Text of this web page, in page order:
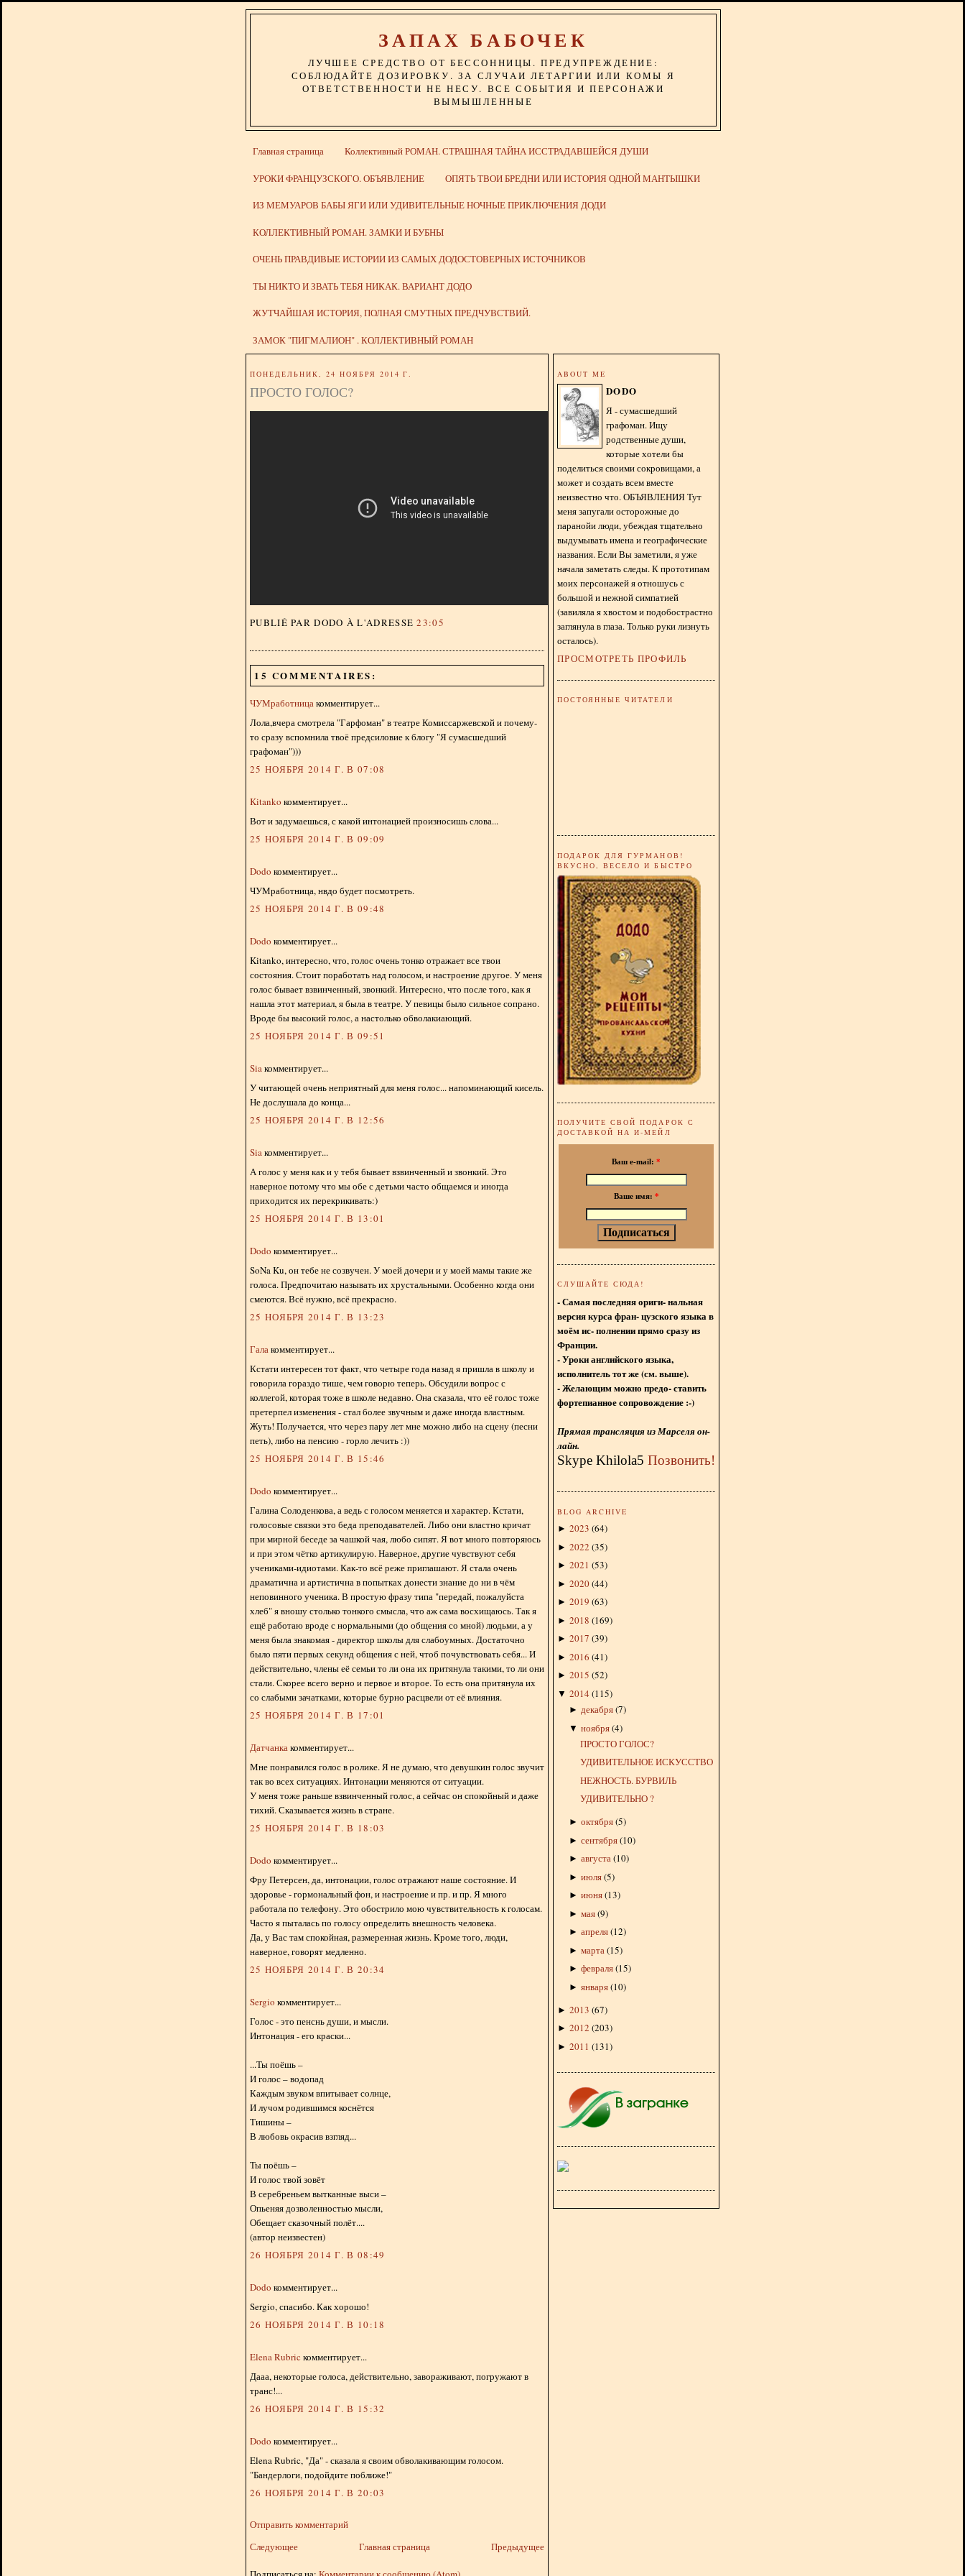
ЗАПАХ БАБОЧЕК
ЛУЧШЕЕ СРЕДСТВО ОТ БЕССОННИЦЫ. ПРЕДУПРЕЖДЕНИЕ:
СОБЛЮДАЙТЕ ДОЗИРОВКУ. ЗА СЛУЧАИ ЛЕТАРГИИ ИЛИ КОМЫ Я
ОТВЕТСТВЕННОСТИ НЕ НЕСУ. ВСЕ СОБЫТИЯ И ПЕРСОНАЖИ
ВЫМЫШЛЕННЫЕ
Главная страница Коллективный РОМАН. СТРАШНАЯ ТАЙНА ИССТРАДАВШЕЙСЯ ДУШИ
УРОКИ ФРАНЦУЗСКОГО. ОБЪЯВЛЕНИЕ ОПЯТЬ ТВОИ БРЕДНИ ИЛИ ИСТОРИЯ ОДНОЙ МАНТЫШКИ
ИЗ МЕМУАРОВ БАБЫ ЯГИ ИЛИ УДИВИТЕЛЬНЫЕ НОЧНЫЕ ПРИКЛЮЧЕНИЯ ДОДИ
КОЛЛЕКТИВНЫЙ РОМАН. ЗАМКИ И БУБНЫ
ОЧЕНЬ ПРАВДИВЫЕ ИСТОРИИ ИЗ САМЫХ ДОДОСТОВЕРНЫХ ИСТОЧНИКОВ
ТЫ НИКТО И ЗВАТЬ ТЕБЯ НИКАК. ВАРИАНТ ДОДО
ЖУТЧАЙШАЯ ИСТОРИЯ, ПОЛНАЯ СМУТНЫХ ПРЕДЧУВСТВИЙ.
ЗАМОК "ПИГМАЛИОН" . КОЛЛЕКТИВНЫЙ РОМАН
ПОНЕДЕЛЬНИК, 24 НОЯБРЯ 2014 Г.
ПРОСТО ГОЛОС?
PUBLIÉ PAR DODO À L'ADRESSE23:05
15 COMMENTAIRES:
ЧУМработницакомментирует...
Лола,вчера смотрела "Гарфоман" в театре Комиссаржевской и почему-
то сразу вспомнила твоё предсиловие к блогу "Я сумасшедший
графоман")))
25 НОЯБРЯ 2014 Г. В 07:08
Kitanko комментирует...
Вот и задумаешься, с какой интонацией произносишь слова...
25 НОЯБРЯ 2014 Г. В 09:09
Dodo комментирует...
ЧУМработница, нвдо будет посмотреть.
25 НОЯБРЯ 2014 Г. В 09:48
Dodo комментирует...
Kitanko, интересно, что, голос очень тонко отражает все твои
состояния. Стоит поработать над голосом, и настроение другое. У меня
голос бывает взвинченный, звонкий. Интересно, что после того, как я
нашла этот материал, я была в театре. У певицы было сильное сопрано.
Вроде бы высокий голос, а настолько обволакиающий.
25 НОЯБРЯ 2014 Г. В 09:51
Siaкомментирует...
У читающей очень неприятный для меня голос... напоминающий кисель.
Не дослушала до конца...
25 НОЯБРЯ 2014 Г. В 12:56
Siaкомментирует...
А голос у меня как и у тебя бывает взвинченный и звонкий. Это
наверное потому что мы обе с детьми часто общаемся и иногда
приходится их перекрикивать:)
25 НОЯБРЯ 2014 Г. В 13:01
Dodo комментирует...
SoNa Ku, он тебе не созвучен. У моей дочери и у моей мамы такие же
голоса. Предпочитаю называть их хрустальными. Особенно когда они
смеются. Всё нужно, всё прекрасно.
25 НОЯБРЯ 2014 Г. В 13:23
Галакомментирует...
Кстати интересен тот факт, что четыре года назад я пришла в школу и
говорила гораздо тише, чем говорю теперь. Обсудили вопрос с
коллегой, которая тоже в школе недавно. Она сказала, что её голос тоже
претерпел изменения - стал более звучным и даже иногда властным.
Жуть! Получается, что через пару лет мне можно либо на сцену (песни
петь), либо на пенсию - горло лечить :))
25 НОЯБРЯ 2014 Г. В 15:46
Dodo комментирует...
Галина Солоденкова, а ведь с голосом меняется и характер. Кстати,
голосовые связки это беда преподавателей. Либо они властно кричат
при мирной беседе за чашкой чая, любо сипят. Я вот много повторяюсь
и при этом чётко артикулирую. Наверное, другие чувствуют себя
учениками-идиотами. Как-то всё реже приглашают. Я стала очень
драматична и артистична в попытках донести знание до ни в чём
неповинного ученика. В простую фразу типа "передай, пожалуйста
хлеб" я вношу столько тонкого смысла, что аж сама восхищаюсь. Так я
ещё работаю вроде с нормальными (до общения со мной) людьми, а у
меня была знакомая - директор школы для слабоумных. Достаточно
было пяти первых секунд общения с ней, чтоб почувствовать себя... И
действительно, члены её семьи то ли она их притянула такими, то ли они
стали. Скорее всего верно и первое и второе. То есть она притянула их
со слабыми зачатками, которые бурно расцвели от её влияния.
25 НОЯБРЯ 2014 Г. В 17:01
Датчанкакомментирует...
Мне понравился голос в ролике. Я не думаю, что девушкин голос звучит
так во всех ситуациях. Интонации меняются от ситуации.
У меня тоже раньше взвинченный голос, а сейчас он спокойный и даже
тихий. Сказывается жизнь в стране.
25 НОЯБРЯ 2014 Г. В 18:03
Dodo комментирует...
Фру Петерсен, да, интонации, голос отражают наше состояние. И
здоровье - гормональный фон, и настроение и пр. и пр. Я много
работала по телефону. Это обострило мою чувствительность к голосам.
Часто я пыталась по голосу определить внешность человека.
Да, у Вас там спокойная, размеренная жизнь. Кроме того, люди,
наверное, говорят медленно.
25 НОЯБРЯ 2014 Г. В 20:34
Sergio комментирует...
Голос - это пенснь души, и мысли.
Интонация - его краски...
...Ты поёшь –
И голос – водопад
Каждым звуком впитывает солнце,
И лучом родившимся коснётся
Тишины –
В любовь окрасив взгляд...
Ты поёшь –
И голос твой зовёт
В серебреньем вытканные выси –
Опьеняя дозволенностью мысли,
Обещает сказочный полёт....
(автор неизвестен)
26 НОЯБРЯ 2014 Г. В 08:49
Dodo комментирует...
Sergio, спасибо. Как хорошо!
26 НОЯБРЯ 2014 Г. В 10:18
Elena Rubric комментирует...
Дааа, некоторые голоса, действительно, завораживают, погружают в
транс!...
26 НОЯБРЯ 2014 Г. В 15:32
Dodo комментирует...
Elena Rubric, "Да" - сказала я своим обволакивающим голосом.
"Бандерлоги, подойдите поближе!"
26 НОЯБРЯ 2014 Г. В 20:03
Отправить комментарий
Следующее
Предыдущее
Главная страница
ABOUT ME
DODO
Я - сумасшедший
графоман. Ищу
родственные души,
которые хотели бы
поделиться своими сокровищами, а
может и создать всем вместе
неизвестно что. ОБЪЯВЛЕНИЯ Тут
меня запугали осторожные до
паранойи люди, убеждая тщательно
выдумывать имена и географические
названия. Если Вы заметили, я уже
начала заметать следы. К прототипам
моих персонажей я отношусь с
большой и нежной симпатией
(завиляла я хвостом и подобострастно
заглянула в глаза. Только руки лизнуть
осталось).
ПРОСМОТРЕТЬ ПРОФИЛЬ
ПОСТОЯННЫЕ ЧИТАТЕЛИ
ПОДАРОК ДЛЯ ГУРМАНОВ!
ВКУСНО, ВЕСЕЛО И БЫСТРО
ПОЛУЧИТЕ СВОЙ ПОДАРОК С
ДОСТАВКОЙ НА И-МЕЙЛ
Ваш e-mail: *
Ваше имя: *
СЛУШАЙТЕ СЮДА!
- Самая последняя ориги- нальная
версия курса фран- цузского языка в
моём ис- полнении прямо сразу из
Франции.
- Уроки английского языка,
исполнитель тот же (см. выше).
- Желающим можно предо- ставить
фортепианное сопровождение :-)
Прямая трансляция из Марселя он-
лайн.
Skype Khilola5 Позвонить!
BLOG ARCHIVE
► 2023 (64)
► 2022 (35)
► 2021 (53)
► 2020(44)
► 2019 (63)
► 2018 (169)
► 2017 (39)
► 2016 (41)
► 2015 (52)
▼ 2014 (115)
► декабря(7)
▼ ноября(4)
ПРОСТО ГОЛОС?
УДИВИТЕЛЬНОЕ ИСКУССТВО
НЕЖНОСТЬ. БУРВИЛЬ
УДИВИТЕЛЬНО ?
► октября(5)
► сентября(10)
► августа(10)
► июля(5)
► июня(13)
► мая(9)
► апреля(12)
► марта(15)
► февраля(15)
► января(10)
► 2013 (67)
► 2012 (203)
► 2011 (131)